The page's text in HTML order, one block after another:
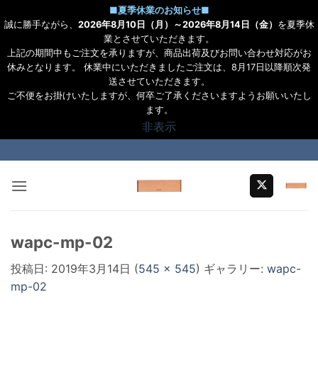
■夏季休業のお知らせ■
誠に勝手ながら、 2026年8月10日（月）～2026年8月14日（金） を夏季休
業とさせていただきます。
上記の期間中もご注文を承りますが、商品出荷及びお問い合わせ対応がお
休みとなります。 休業中にいただきましたご注文は、8月17日以降順次発
送させていただきます。
ご不便をお掛けいたしますが、何卒ご了承くださいますようお願いいたし
ます。
非表示
to
content
wapc-mp-02
投稿日: 2019年3月14日 (545 × 545) ギャラリー: wapc-
mp-02